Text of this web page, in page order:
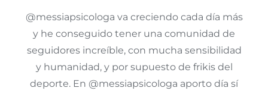
@messiapsicologa va creciendo cada día más
y he conseguido tener una comunidad de
seguidores increíble, con mucha sensibilidad
y humanidad, y por supuesto de frikis del
deporte. En @messiapsicologa aporto día sí